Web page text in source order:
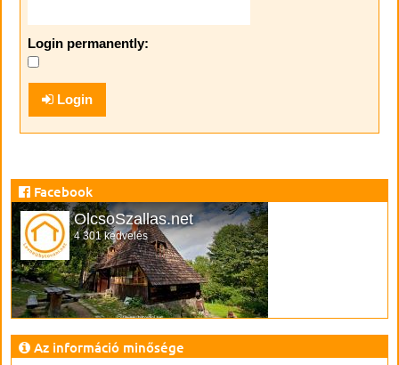
Login permanently:
Login
Facebook
OlcsoSzallas.net
4 301 kedvelés
Az információ minősége